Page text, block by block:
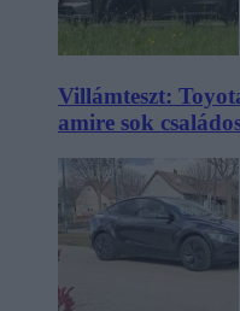
Villámteszt:
amire sok